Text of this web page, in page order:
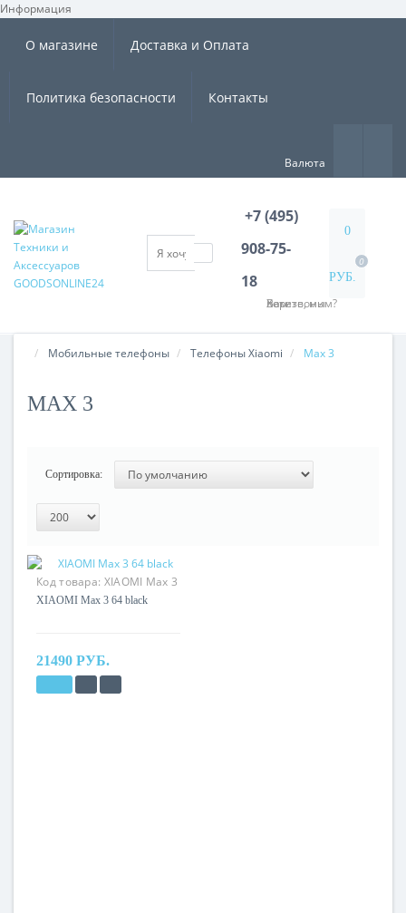
Информация ×
О магазине Доставка и Оплата
Политика безопасности Контакты
Валюта
+7 (495)
908-75-
18
Хотите, мы Вам перезвоним?
0
РУБ.
0
Мобильные телефоны Tелефоны Xiaomi Max 3
MAX 3
Сортировка:
Код товара: XIAOMI Max 3
XIAOMI Max 3 64 black
21490 РУБ.